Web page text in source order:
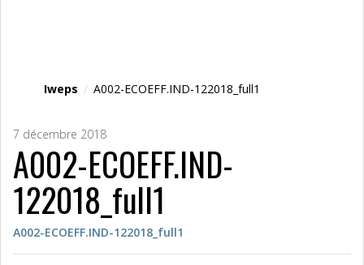
Iweps / A002-ECOEFF.IND-122018_full1
7 décembre 2018
A002-ECOEFF.IND-
122018_full1
A002-ECOEFF.IND-122018_full1